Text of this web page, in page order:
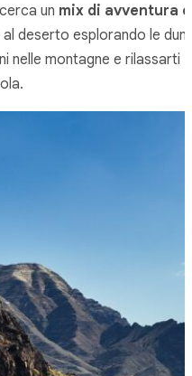
un mix di avventura e
deserto esplorando le
nelle montagne e rilassarti